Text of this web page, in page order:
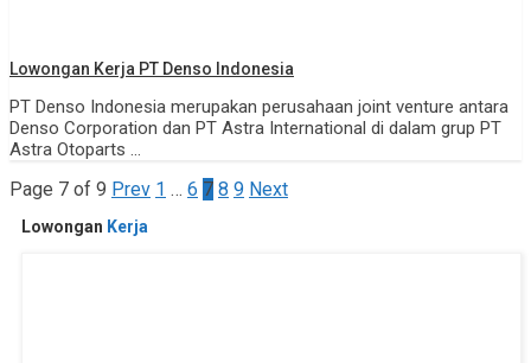
Lowongan Kerja PT Denso Indonesia
PT Denso Indonesia merupakan perusahaan joint venture antara
Denso Corporation dan PT Astra International di dalam grup PT
Astra Otoparts ...
Page 7 of 9 Prev 1 … 6 7 8 9 Next
Lowongan Kerja